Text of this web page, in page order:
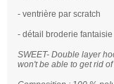
- ventrière par scratch
- détail broderie fantaisie
SWEET- Double layer
won't be able to get rid of